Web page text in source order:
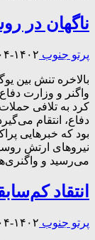
ناگهان در
پرتو جنوب ۱۴۰۲-۰۴-۰۳
بالاخره تنش بین
واگنر و وزارت
کرد به تلافی
دفاع، انتقام
بود که خبرهایی
نیروهای ارتش
می‌رسید و
انتقاد
پرتو جنوب ۱۴۰۲-۰۴-۰۲